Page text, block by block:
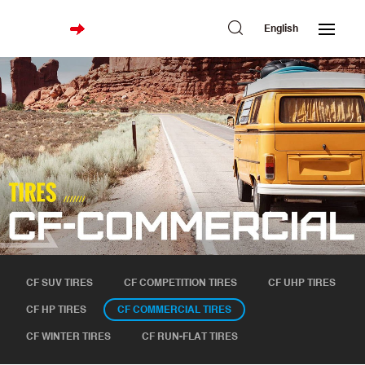
English
CF SUV TIRES CF COMPETITION TIRES CF UHP TIRES
CF HP TIRES CF COMMERCIAL TIRES
CF WINTER TIRES CF RUN-FLAT TIRES